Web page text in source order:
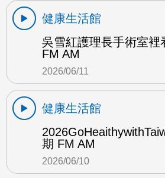
健康生活館
吳雪紅護理長手術室裡
FM AM
2026/06/11
健康生活館
期 FM AM
2026/06/10